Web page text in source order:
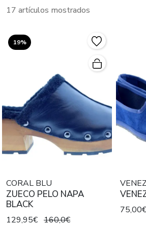
17 artículos mostrados
19%
CORAL BLU
ZUECO PELO NAPA
BLACK
129,95€ 160,0€
75,00€